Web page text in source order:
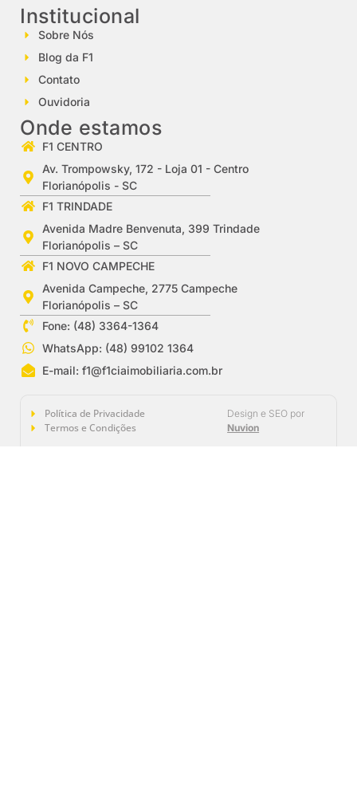
Institucional
Sobre Nós
Blog da F1
Contato
Ouvidoria
Onde estamos
F1 CENTRO
Av. Trompowsky, 172 - Loja 01 - Centro
Florianópolis - SC
F1 TRINDADE
Avenida Madre Benvenuta, 399 Trindade
Florianópolis – SC
F1 NOVO CAMPECHE
Avenida Campeche, 2775 Campeche
Florianópolis – SC
Fone: (48) 3364-1364
WhatsApp: (48) 99102 1364
E-mail:f1@f1ciaimobiliaria.com.br
Política de Privacidade
Termos e Condições
Design e SEO por
Nuvion